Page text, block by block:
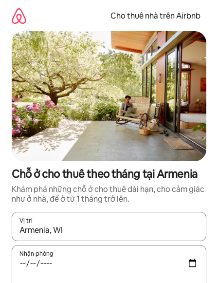
dung
Cho thuê nhà trên Airbnb
Chỗ ở cho thuê theo tháng tại Armenia
Khám phá những chỗ ở cho thuê dài hạn, cho cảm giác
như ở nhà, để ở từ 1 tháng trở lên.
Vị trí
Khi có kết quả, hãy điều hướng bằng phím mũi tên lên và
Nhận phòng